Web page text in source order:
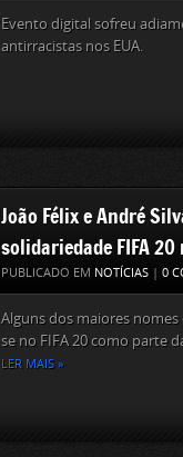
Evento digital sofreu
antirracistas nos EUA.
João Félix e André
solidariedade FIFA 20
PUBLICADO EM NOTÍCIAS | 0
Alguns dos maiores
se no FIFA 20 como parte
LER MAIS »